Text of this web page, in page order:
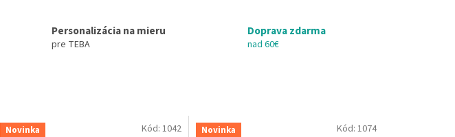
Personalizácia na mieru
pre TEBA
Doprava zdarma
nad 60€
Novinka Kód: 1042 Novinka Kód: 1074